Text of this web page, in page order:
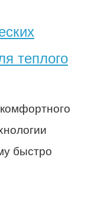
теплого
быстро